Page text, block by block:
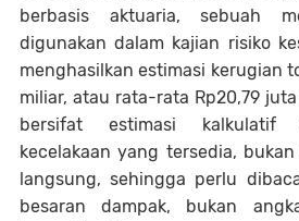
berbasis aktuaria, sebuah
digunakan dalam kajian risiko
menghasilkan estimasi kerugian
miliar, atau rata-rata Rp20,79
bersifat estimasi kalkulatif
kecelakaan yang tersedia,
langsung, sehingga perlu
besaran dampak, bukan